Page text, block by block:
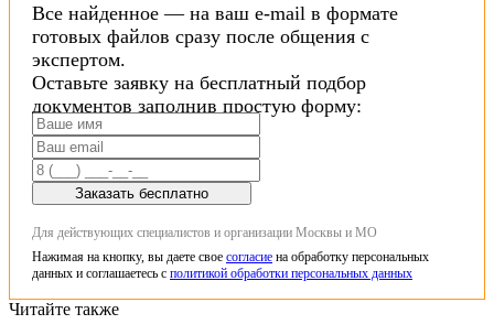
Все найденное — на ваш e-mail в формате
готовых файлов сразу после общения с
экспертом.
Оставьте заявку на бесплатный подбор
документов заполнив простую форму:
Заказать бесплатно
Для действующих специалистов и организации Москвы и МО
Нажимая на кнопку, вы даете свое согласие на обработку персональных
данных и соглашаетесь с политикой обработки персональных данных
Читайте также